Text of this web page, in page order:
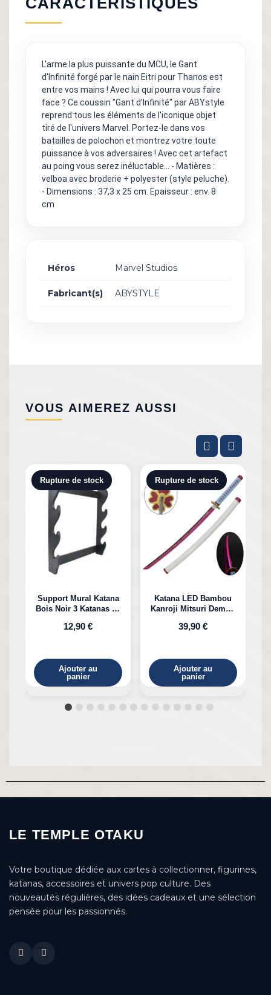
L'arme la plus puissante du MCU, le Gant
d'Infinité forgé par le nain Eitri pour Thanos est
entre vos mains ! Avec lui qui pourra vous faire
face ? Ce coussin "Gant d'Infinité" par ABYstyle
reprend tous les éléments de l'iconique objet
tiré de l'univers Marvel. Portez-le dans vos
batailles de polochon et montrez votre toute
puissance à vos adversaires ! Avec cet artefact
au poing vous serez inéluctable... - Matières :
velboa avec broderie + polyester (style peluche).
- Dimensions : 37,3 x 25 cm. Epaisseur : env. 8
cm
Héros Marvel Studios
Fabricant(s) ABYSTYLE
VOUS AIMEREZ AUSSI
Rupture de stock
Support Mural Katana
Bois Noir 3 Katanas en
12,90 €
Ajouter au
panier
Rupture de stock
Katana LED Bambou
Kanroji Mitsuri Demon
39,90 €
Ajouter au
panier
LE TEMPLE OTAKU
Votre boutique dédiée aux cartes à collectionner, figurines,
katanas, accessoires et univers pop culture. Des
nouveautés régulières, des idées cadeaux et une sélection
pensée pour les passionnés.